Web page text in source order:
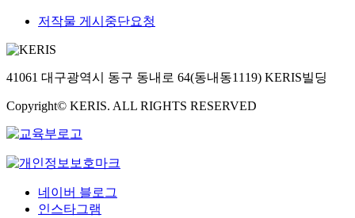
저작물 게시중단요청
41061 대구광역시 동구 동내로 64(동내동1119) KERIS빌딩
Copyright© KERIS. ALL RIGHTS RESERVED
네이버 블로그
인스타그램